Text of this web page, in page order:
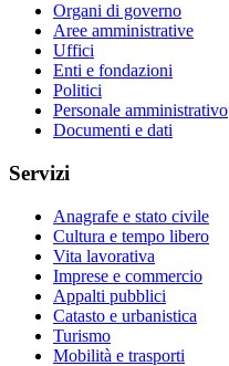
Organi di governo
Aree amministrative
Uffici
Enti e fondazioni
Politici
Personale amministrativo
Documenti e dati
Servizi
Anagrafe e stato civile
Cultura e tempo libero
Vita lavorativa
Imprese e commercio
Appalti pubblici
Catasto e urbanistica
Turismo
Mobilità e trasporti